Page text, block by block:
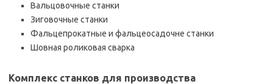
Вальцовочные станки
Зиговочные станки
Фальцепрокатные и фальцеосадочне станки
Шовная роликовая сварка
Комплекс станков для производства